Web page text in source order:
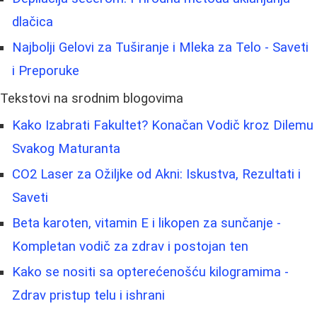
dlačica
Najbolji Gelovi za Tuširanje i Mleka za Telo - Saveti
i Preporuke
Tekstovi na srodnim blogovima
Kako Izabrati Fakultet? Konačan Vodič kroz Dilemu
Svakog Maturanta
CO2 Laser za Ožiljke od Akni: Iskustva, Rezultati i
Saveti
Beta karoten, vitamin E i likopen za sunčanje -
Kompletan vodič za zdrav i postojan ten
Kako se nositi sa opterećenošću kilogramima -
Zdrav pristup telu i ishrani